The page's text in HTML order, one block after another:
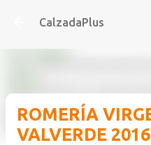
Ir al
CalzadaPlus
ROMERÍA
VALVERDE 2016